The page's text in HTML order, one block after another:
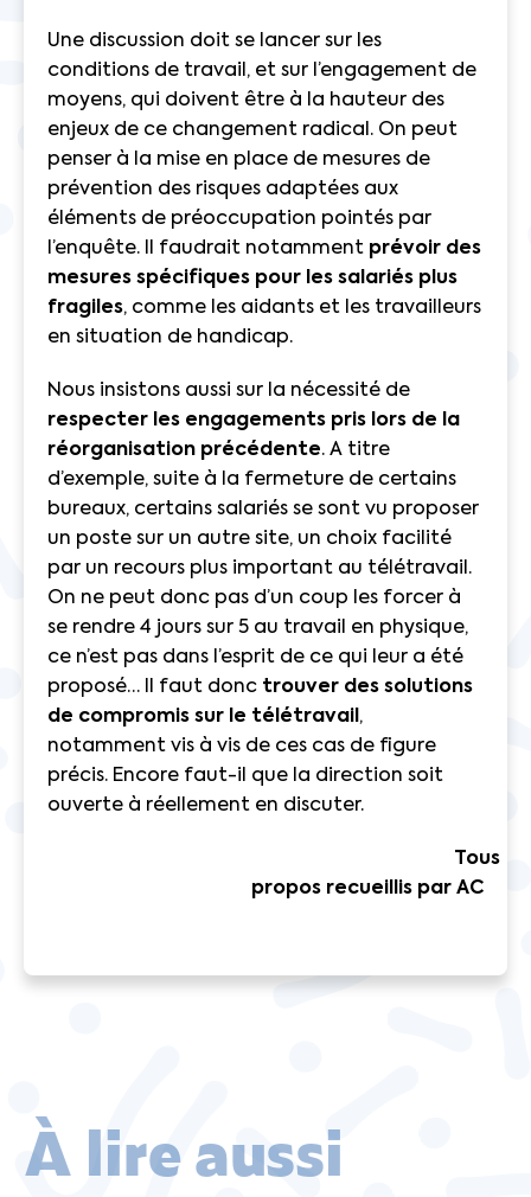
Une discussion doit se lancer sur les
conditions de travail, et sur l’engagement de
moyens, qui doivent être à la hauteur des
enjeux de ce changement radical. On peut
penser à la mise en place de mesures de
prévention des risques adaptées aux
éléments de préoccupation pointés par
l’enquête. Il faudrait notamment prévoir des
mesures spécifiques pour les salariés plus
fragiles, comme les aidants et les travailleurs
en situation de handicap.
Nous insistons aussi sur la nécessité de
respecter les engagements pris lors de la
réorganisation précédente. A titre
d’exemple, suite à la fermeture de certains
bureaux, certains salariés se sont vu proposer
un poste sur un autre site, un choix facilité
par un recours plus important au télétravail.
On ne peut donc pas d’un coup les forcer à
se rendre 4 jours sur 5 au travail en physique,
ce n’est pas dans l’esprit de ce qui leur a été
proposé… Il faut donc trouver des solutions
de compromis sur le télétravail,
notamment vis à vis de ces cas de figure
précis. Encore faut-il que la direction soit
ouverte à réellement en discuter.
Tous
propos recueillis par AC
À lire aussi